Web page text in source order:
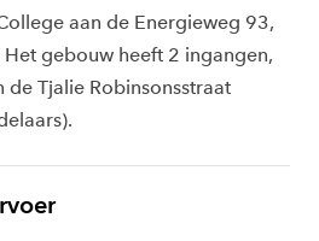
aan de Energieweg 93,
gebouw heeft 2 ingangen,
de Tjalie Robinsonsstraat